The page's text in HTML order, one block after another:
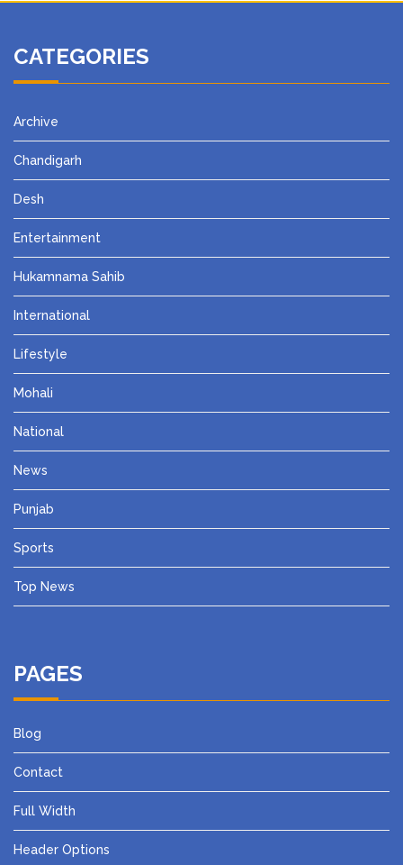
CATEGORIES
Archive
Chandigarh
Desh
Entertainment
Hukamnama Sahib
International
Lifestyle
Mohali
National
News
Punjab
Sports
Top News
PAGES
Blog
Contact
Full Width
Header Options